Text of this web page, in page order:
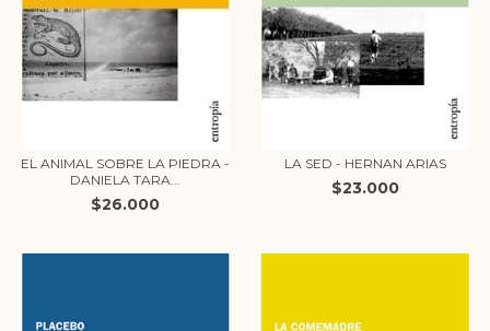
EL ANIMAL SOBRE LA PIEDRA -
DANIELA TARA...
$26.000
LA SED - HERNAN ARIAS
$23.000